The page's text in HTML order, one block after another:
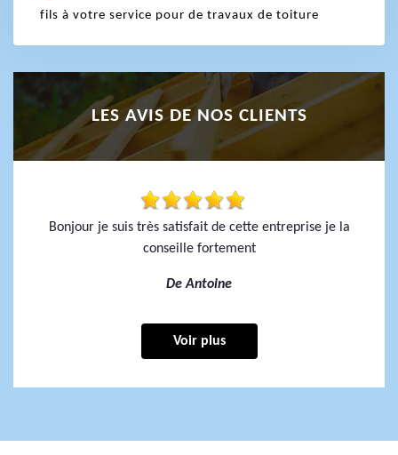
fils à votre service pour de travaux de toiture
LES AVIS DE NOS CLIENTS
Bonjour je suis très satisfait de cette entreprise je la
conseille fortement
De Antoine
Voir plus